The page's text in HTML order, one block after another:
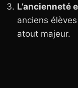
L’ancienneté
anciens
atout majeur.